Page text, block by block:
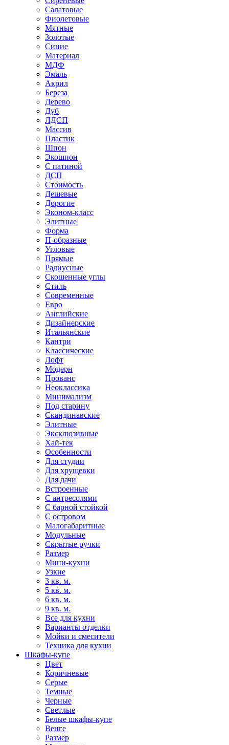
Салатовые
Фиолетовые
Мятные
Золотые
Синие
Материал
МДФ
Эмаль
Акрил
Береза
Дерево
Дуб
ЛДСП
Массив
Пластик
Шпон
Экошпон
С патиной
ДСП
Стоимость
Дешевые
Дорогие
Эконом-класс
Элитные
Форма
П-образные
Угловые
Прямые
Радиусные
Скошенные углы
Стиль
Современные
Евро
Английские
Дизайнерские
Итальянские
Кантри
Классические
Лофт
Модерн
Прованс
Неоклассика
Минимализм
Под старину
Скандинавские
Элитные
Эксклюзивные
Хай-тек
Особенности
Для студии
Для хрущевки
Для дачи
Встроенные
С антресолями
С барной стойкой
С островом
Малогабаритные
Модульные
Скрытые ручки
Размер
Мини-кухни
Узкие
3 кв. м.
5 кв. м.
6 кв. м.
9 кв. м.
Все для кухни
Варианты отделки
Мойки и смесители
Техника для кухни
Шкафы-купе
Цвет
Коричневые
Серые
Темные
Черные
Светлые
Белые шкафы-купе
Венге
Размер